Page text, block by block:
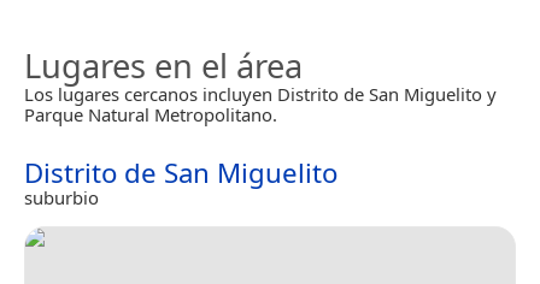
Lugares en el área
Los lugares cercanos incluyen Distrito de San Miguelito y
Parque Natural Metropolitano.
Distrito de San Miguelito
suburbio